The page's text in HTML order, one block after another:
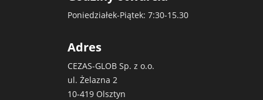
Poniedziałek-Piątek: 7:30-15.30
Adres
CEZAS-GLOB Sp. z o.o.
ul. Żelazna 2
10-419 Olsztyn